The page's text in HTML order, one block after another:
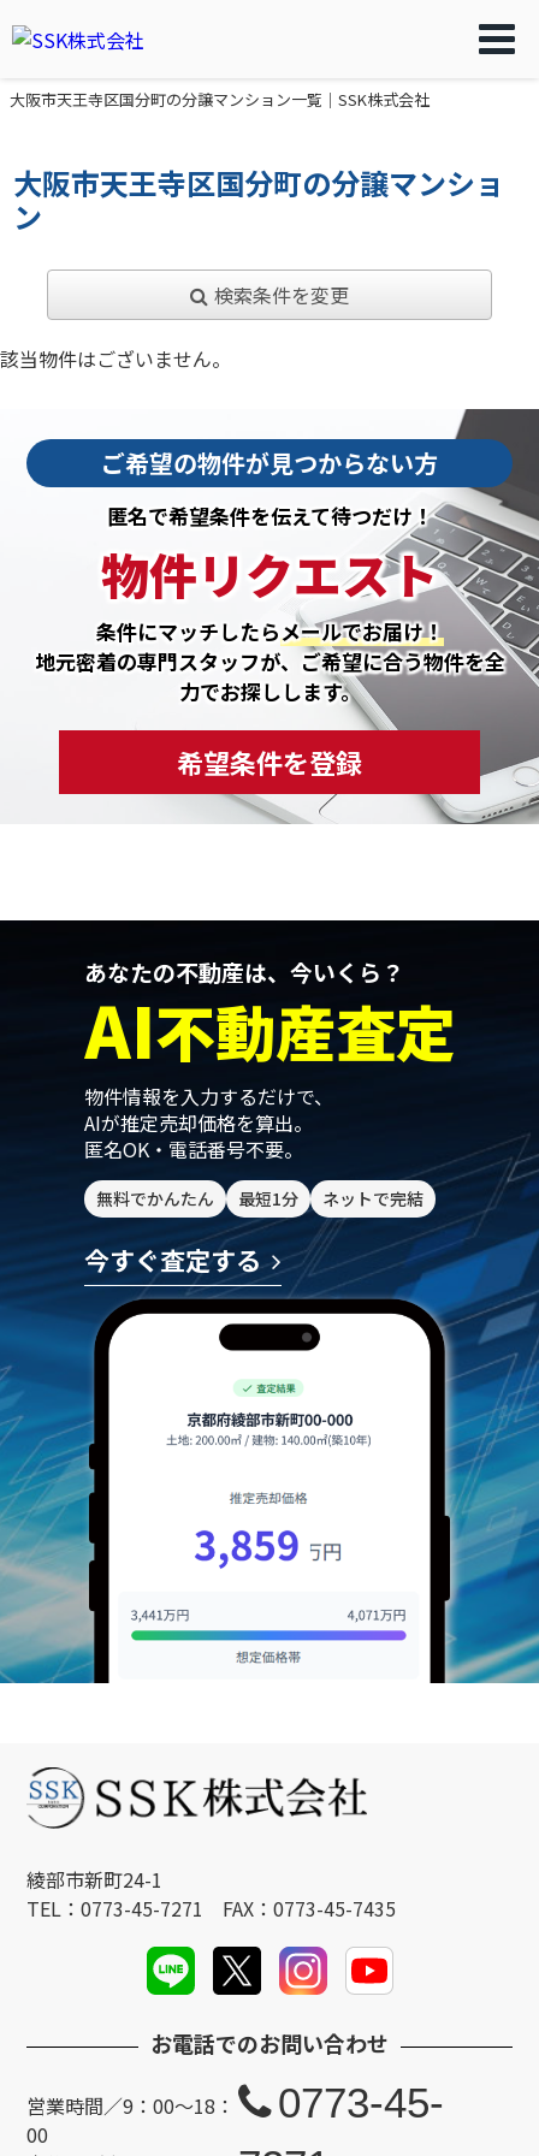
大阪市天王寺区国分町の分譲マンション一覧｜SSK株式会社
大阪市天王寺区国分町の分譲マンショ
ン
検索条件を変更
該当物件はございません。
ご希望の物件が見つからない方
匿名で希望条件を伝えて待つだけ！
物件リクエスト
条件にマッチしたらメールでお届け！
地元密着の専門スタッフが、ご希望に合う物件を全
力でお探しします。
希望条件を登録
あなたの不動産は、今いくら？
AI不動産査定
物件情報を入力するだけで、
AIが推定売却価格を算出。
匿名OK・電話番号不要。
無料でかんたん 最短1分 ネットで完結
今すぐ査定する
綾部市新町24-1
TEL：0773-45-7271 FAX：0773-45-7435
お電話でのお問い合わせ
営業時間／9：00～18：
00
0773-45-